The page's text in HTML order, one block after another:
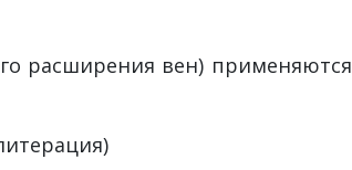
расширения вен) применяются